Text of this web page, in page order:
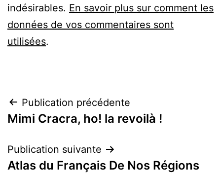
indésirables. En savoir plus sur comment les
données de vos commentaires sont
utilisées.
Navigation
de
l’article
Publication précédente
Mimi Cracra, ho! la revoilà !
Publication suivante
Atlas du Français De Nos Régions